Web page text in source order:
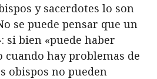
y sacerdotes lo son
se puede pensar que un
si bien «puede haber
cuando hay problemas de
obispos no pueden